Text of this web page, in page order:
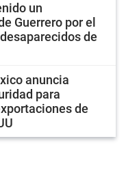
un
Guerrero por el
de
anuncia
para
de